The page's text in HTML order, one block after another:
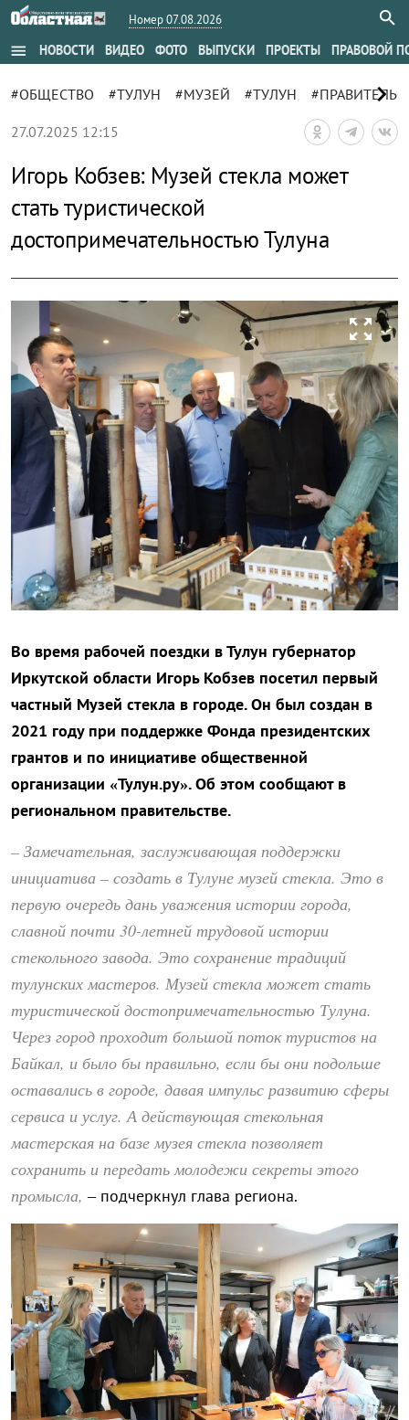
Номер 07.08.2026
menu НОВОСТИ ВИДЕО ФОТО ВЫПУСКИ ПРОЕКТЫ ПРАВОВОЙ
#ОБЩЕСТВО #ТУЛУН #МУЗЕЙ #ТУЛУН chevron_right
27.07.2025 12:15
Игорь Кобзев: Музей стекла может
стать туристической
достопримечательностью Тулуна
zoom_out_map
Во время рабочей поездки в Тулун губернатор
Иркутской области Игорь Кобзев посетил первый
частный Музей стекла в городе. Он был создан в
2021 году при поддержке Фонда президентских
грантов и по инициативе общественной
организации «Тулун.ру». Об этом сообщают в
региональном правительстве.
– Замечательная, заслуживающая поддержки
инициатива – создать в Тулуне музей стекла. Это в
первую очередь дань уважения истории города,
славной почти 30-летней трудовой истории
стекольного завода. Это сохранение традиций
тулунских мастеров. Музей стекла может стать
туристической достопримечательностью Тулуна.
Через город проходит большой поток туристов на
Байкал, и было бы правильно, если бы они подольше
оставались в городе, давая импульс развитию сферы
сервиса и услуг. А действующая стекольная
мастерская на базе музея стекла позволяет
сохранить и передать молодежи секреты этого
промысла, – подчеркнул глава региона.